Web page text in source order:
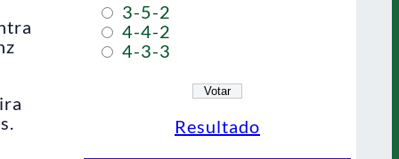
3-5-2
4-4-2
4-3-3
Resultado